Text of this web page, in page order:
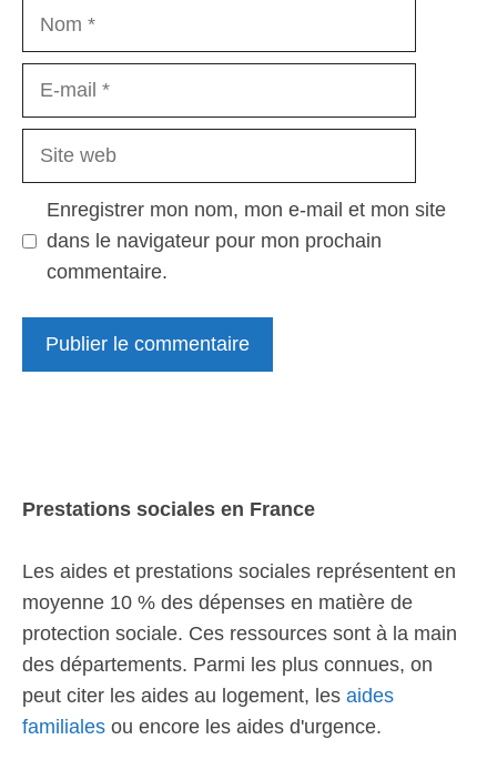
Nom
Site
Enregistrer mon nom, mon e-mail et mon site
dans le navigateur pour mon prochain
commentaire.
Prestations sociales en France
Les aides et prestations sociales représentent en
moyenne 10 % des dépenses en matière de
protection sociale. Ces ressources sont à la main
des départements. Parmi les plus connues, on
peut citer les aides au logement, les aides
familiales ou encore les aides d'urgence.